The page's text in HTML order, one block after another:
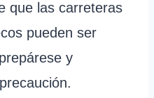
que las carreteras
pueden ser
y